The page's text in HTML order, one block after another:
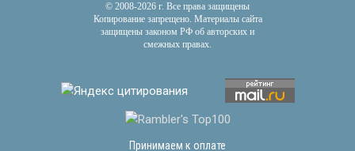
© 2008-2026 г. Все права защищены
Копирование запрещено. Материалы сайта
защищены законом РФ об авторских и
смежных правах.
Принимаем к оплате